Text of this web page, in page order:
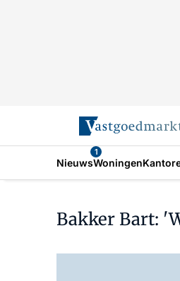
Nieuws
1
Woningen
Bakker Bart: